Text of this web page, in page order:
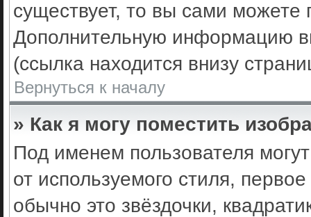
существует, то вы сами можете
Дополнительную информацию
(ссылка находится внизу
Вернуться к началу
» Как я могу поместить
Под именем пользователя
от используемого стиля,
обычно это звёздочки,